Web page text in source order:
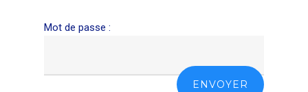
Mot de passe :